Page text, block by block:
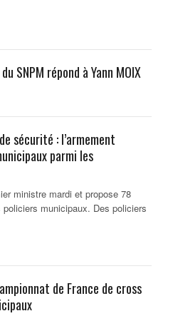
SNPM répond à Yann MOIX
sécurité : l’armement
parmi les
ministre mardi et propose 78
policiers municipaux. Des policiers
de France de cross